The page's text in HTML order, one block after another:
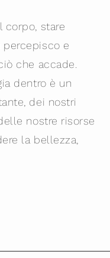
corpo, stare
percepisco e
che accade.
dentro è un
dei nostri
nostre risorse
la bellezza,